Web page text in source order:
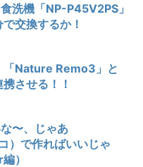
洗機「NP-P45V2PS」
交換するか！
「Nature Remo3」と
させる！！
〜、じゃあ
）で作ればいいじゃ
）